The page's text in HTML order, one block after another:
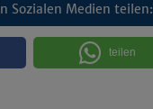
In Sozialen Medien teilen:
teilen